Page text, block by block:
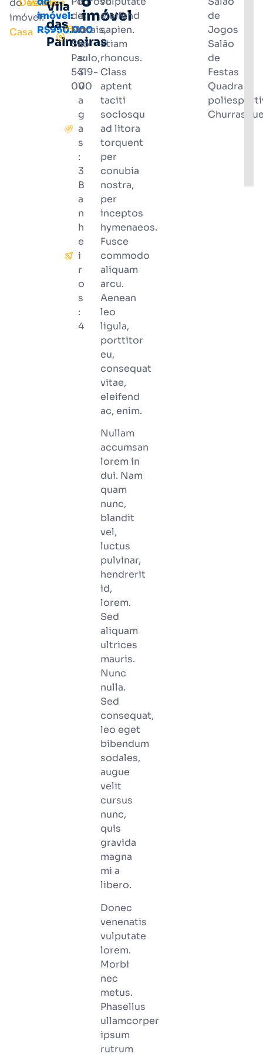
do
imóvel:
Casa
Destaque
Venda
imóvel:
R$950.000
Vila
das
Palmeiras
de
Morais,
São
Paulo,
5419-
000
a
rt
o
s:
3
V
a
g
a
s
:
3
B
a
n
h
e
i
r
o
s
:
4
imóvel
eleifend
sapien.
Etiam
rhoncus.
Class
aptent
taciti
sociosqu
ad litora
torquent
per
conubia
nostra,
per
inceptos
hymenaeos.
Fusce
commodo
aliquam
arcu.
Aenean
leo
ligula,
porttitor
eu,
consequat
vitae,
eleifend
ac, enim.
Nullam
accumsan
lorem in
dui. Nam
quam
nunc,
blandit
vel,
luctus
pulvinar,
hendrerit
id,
lorem.
Sed
aliquam
ultrices
mauris.
Nunc
nulla.
Sed
consequat,
leo eget
bibendum
sodales,
augue
velit
cursus
nunc,
quis
gravida
magna
mi a
libero.
Donec
venenatis
vulputate
lorem.
Morbi
nec
metus.
Phasellus
ullamcorper
ipsum
rutrum
de
Jogos
Salão
de
Festas
Quadra